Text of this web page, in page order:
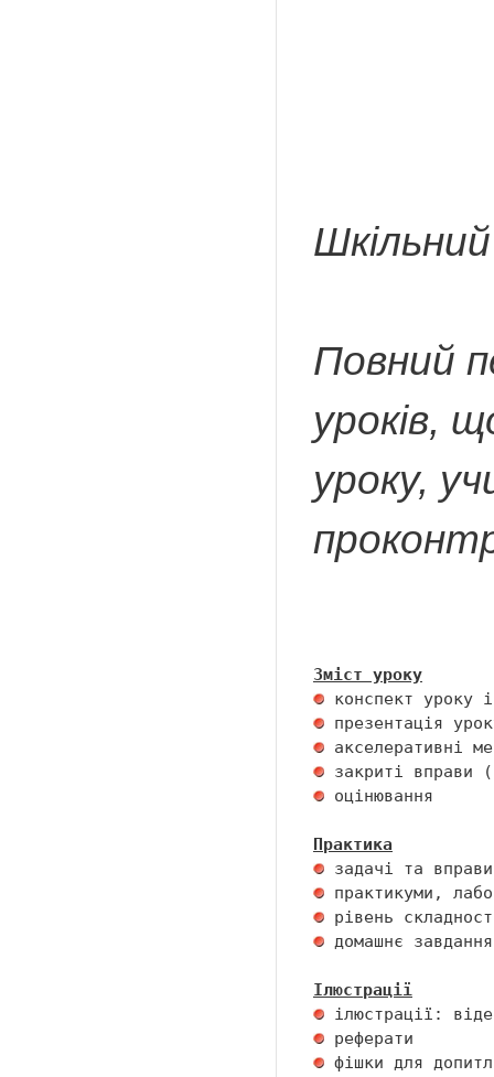
Повний
уроків,
уроку,
Зміст уроку
оцінювання
Практика
домашнє
Ілюстрації